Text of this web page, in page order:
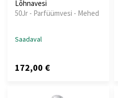
Lõhnavesi
50Jr - Parfüümvesi - Mehed
Saadaval
172,00 €